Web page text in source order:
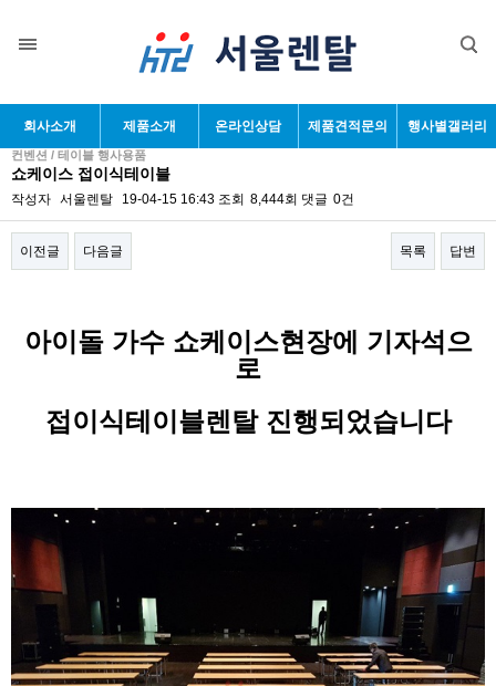
회사소개 제품소개 온라인상담 제품견적문의 행사별갤러리
컨벤션 / 테이블 행사용품
쇼케이스 접이식테이블
작성자 서울렌탈 19-04-15 16:43 조회 8,444회 댓글 0건
이전글 다음글 목록 답변
아이돌 가수 쇼케이스현장에 기자석으
로
접이식테이블렌탈 진행되었습니다